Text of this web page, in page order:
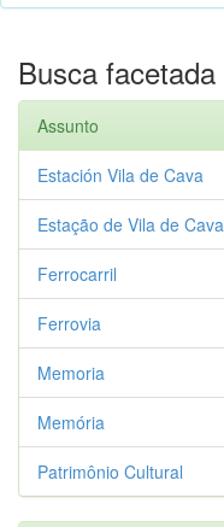
Busca facetada
Assunto
Estación Vila de Cava
Estação de Vila de Cava
Ferrocarril
Ferrovia
Memoria
Memória
Patrimônio Cultural